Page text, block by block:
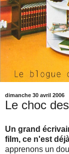
dimanche 30 avril 2006
Le choc
Un grand
film, ce n'est
apprenons un